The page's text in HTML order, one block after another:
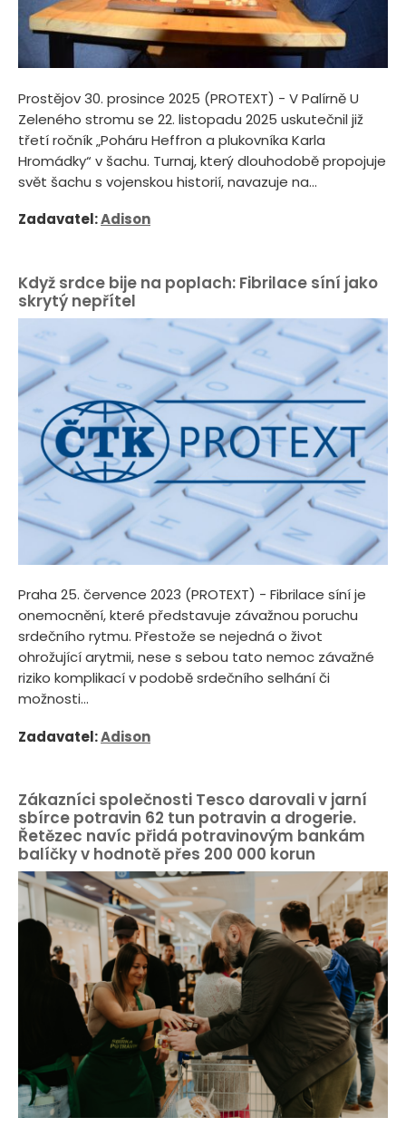
Prostějov 30. prosince 2025 (PROTEXT) - V Palírně U
Zeleného stromu se 22. listopadu 2025 uskutečnil již
třetí ročník „Poháru Heffron a plukovníka Karla
Hromádky“ v šachu. Turnaj, který dlouhodobě propojuje
svět šachu s vojenskou historií, navazuje na...
Zadavatel:Adison
Když srdce bije na poplach: Fibrilace síní jako
skrytý nepřítel
Praha 25. července 2023 (PROTEXT) - Fibrilace síní je
onemocnění, které představuje závažnou poruchu
srdečního rytmu. Přestože se nejedná o život
ohrožující arytmii, nese s sebou tato nemoc závažné
riziko komplikací v podobě srdečního selhání či
možnosti...
Zadavatel:Adison
Zákazníci společnosti Tesco darovali v jarní
sbírce potravin 62 tun potravin a drogerie.
Řetězec navíc přidá potravinovým bankám
balíčky v hodnotě přes 200 000 korun